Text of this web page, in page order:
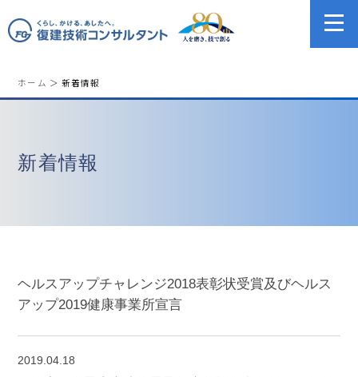
ホーム ＞ 新着情報
新着情報
ヘルスアップチャレンジ2018表彰状受賞及びヘルス
アップ2019健康事業所宣言
2019.04.18